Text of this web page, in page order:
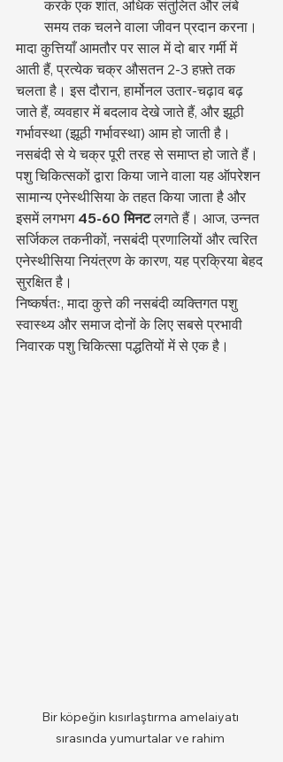
करके एक शांत, अधिक संतुलित और लंबे
समय तक चलने वाला जीवन प्रदान करना।
मादा कुत्तियाँ आमतौर पर साल में दो बार गर्मी में
आती हैं, प्रत्येक चक्र औसतन 2-3 हफ़्ते तक
चलता है। इस दौरान, हार्मोनल उतार-चढ़ाव बढ़
जाते हैं, व्यवहार में बदलाव देखे जाते हैं, और झूठी
गर्भावस्था (झूठी गर्भावस्था) आम हो जाती है।
नसबंदी से ये चक्र पूरी तरह से समाप्त हो जाते हैं।
पशु चिकित्सकों द्वारा किया जाने वाला यह ऑपरेशन
सामान्य एनेस्थीसिया के तहत किया जाता है और
इसमें लगभग 45-60 मिनट लगते हैं। आज, उन्नत
सर्जिकल तकनीकों, नसबंदी प्रणालियों और त्वरित
एनेस्थीसिया नियंत्रण के कारण, यह प्रक्रिया बेहद
सुरक्षित है।
निष्कर्षतः, मादा कुत्ते की नसबंदी व्यक्तिगत पशु
स्वास्थ्य और समाज दोनों के लिए सबसे प्रभावी
निवारक पशु चिकित्सा पद्धतियों में से एक है।
Bir köpeğin kısırlaştırma amelaiyatı
sırasında yumurtalar ve rahim